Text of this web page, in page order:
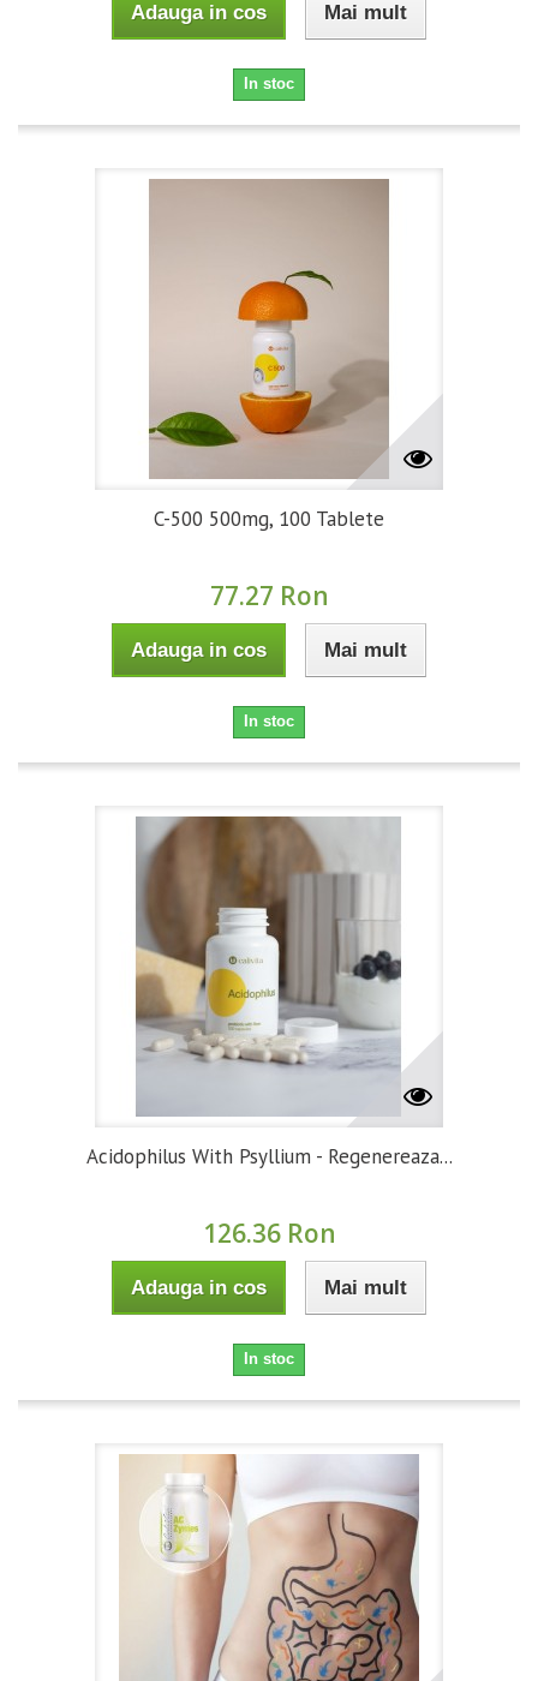
Adauga in cos Mai mult
In stoc
C-500 500mg, 100 Tablete
77.27 Ron
Adauga in cos Mai mult
In stoc
Acidophilus With Psyllium - Regenereaza...
126.36 Ron
Adauga in cos Mai mult
In stoc